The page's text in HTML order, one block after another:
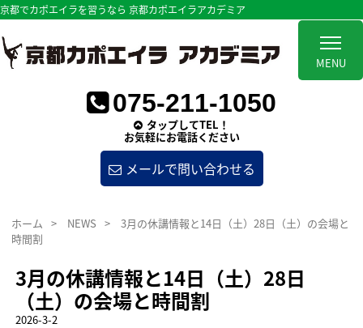
MENU
京都でカポエイラを習うなら 京都カポエイラアカデミア
075-211-1050
タップしてTEL！
お気軽にお電話ください
メールで問い合わせる
ホーム > NEWS >
3月の休講情報と14日（土）28日（土）の会場と
時間割
3月の休講情報と14日（土）28日
（土）の会場と時間割
2026-3-2